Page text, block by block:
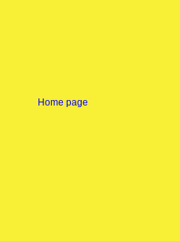
Home page